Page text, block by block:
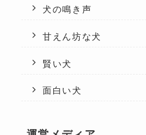
犬の鳴き声
甘えん坊な犬
賢い犬
面白い犬